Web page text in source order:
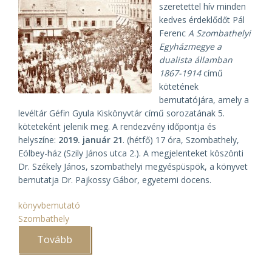
szeretettel hív minden
kedves érdeklődőt Pál
Ferenc A Szombathelyi
Egyházmegye a
dualista államban
1867-1914című
kötetének
bemutatójára, amely a
levéltár Géfin Gyula Kiskönyvtár című sorozatának 5.
köteteként jelenik meg. A rendezvény időpontja és
helyszíne: 2019. január 21. (hétfő) 17 óra, Szombathely,
Eölbey-ház (Szily János utca 2.). A megjelenteket köszönti
Dr. Székely János, szombathelyi megyéspüspök, a könyvet
bemutatja Dr. Pajkossy Gábor, egyetemi docens.
könyvbemutató
Szombathely
Tovább
Egyházmegye